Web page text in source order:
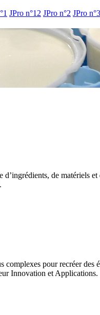
JPro n°12 JPro n°2 JPro n°3
de matériels
pour recréer
Innovation et Applications.